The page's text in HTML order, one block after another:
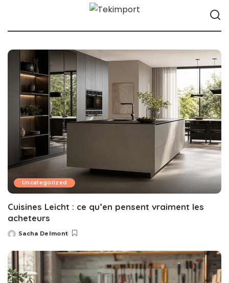
Uncategorized
Cuisines Leicht : ce qu’en pensent vraiment les
acheteurs
Posted
Sacha Delmont